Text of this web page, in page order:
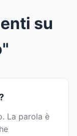
su
La parola è